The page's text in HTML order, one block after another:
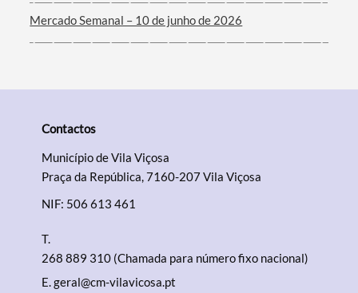
Mercado Semanal – 10 de junho de 2026
Contactos
Município de Vila Viçosa
Praça da República, 7160-207 Vila Viçosa
NIF: 506 613 461
T.
268 889 310 (Chamada para número fixo nacional)
E.geral@cm-vilavicosa.pt